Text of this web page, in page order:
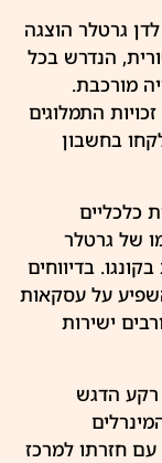
גרטלר הוצגה
הנדרש בכל
מורכבת.
התמלוגים
בחשבון
כלכליים
של גרטלר
בדיווחים
על עסקאות
ישירות
רקע הדגש
חזרתו למרכז